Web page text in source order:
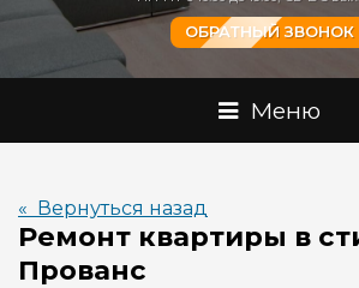
ОБРАТНЫЙ ЗВОНОК
Меню
« Вернуться назад
Ремонт квартиры в
Прованс